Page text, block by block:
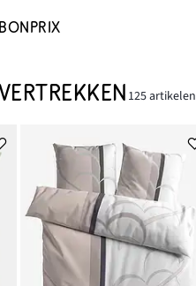
125 artikelen